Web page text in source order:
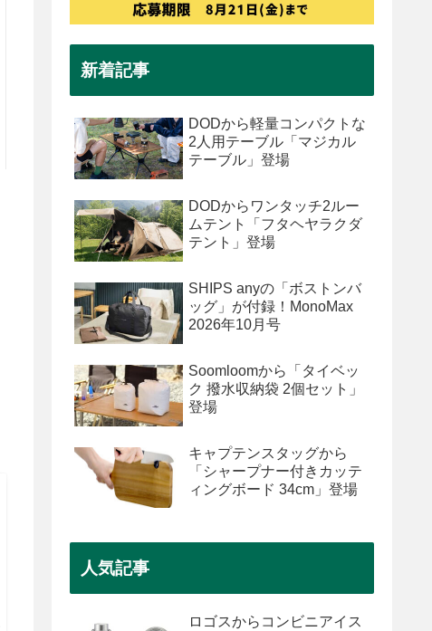
新着記事
DODから軽量コンパクトな
2人用テーブル「マジカル
テーブル」登場
DODからワンタッチ2ルー
ムテント「フタヘヤラクダ
テント」登場
SHIPS anyの「ボストンバ
ッグ」が付録！MonoMax
2026年10月号
Soomloomから「タイベッ
ク 撥水収納袋 2個セット」
登場
キャプテンスタッグから
「シャープナー付きカッテ
ィングボード 34cm」登場
人気記事
ロゴスからコンビニアイス